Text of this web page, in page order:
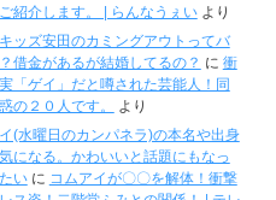
紹介します。 | らんなうぇいより
ッズ安田のカミングアウトってバ
借金があるが結婚してるの？ に 衝
「ゲイ」だと噂された芸能人！同
の２０人です。
より
(水曜日のカンパネラ)の本名や出身
になる。かわいいと話題にもなっ
いに コムアイが〇〇を解体！衝撃